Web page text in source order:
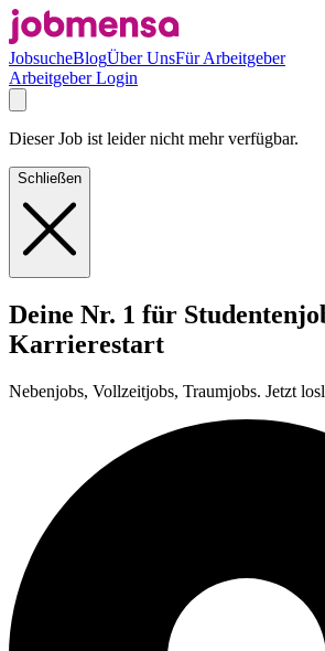
JobsucheBlogÜber UnsFür Arbeitgeber
Arbeitgeber Login
Dieser Job ist leider nicht mehr verfügbar.
Schließen
Deine Nr. 1 für
Karrierestart
Nebenjobs, Vollzeitjobs, Traumjobs. Jetzt